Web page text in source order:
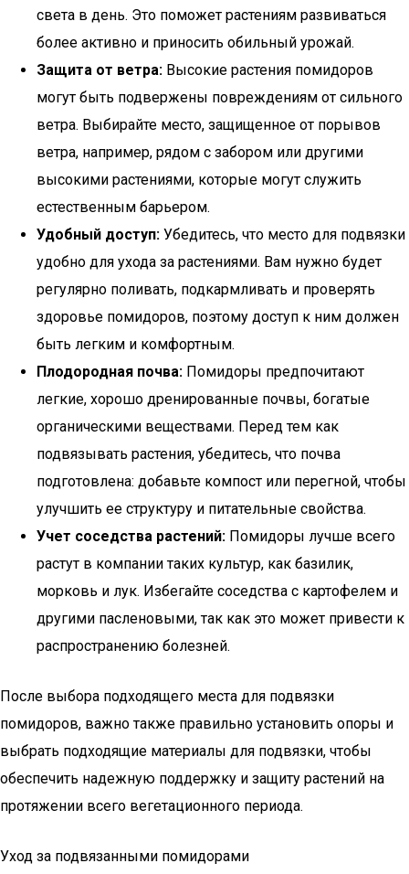
света в день. Это поможет растениям развиваться
более активно и приносить обильный урожай.
Защита от ветра: Высокие растения помидоров
могут быть подвержены повреждениям от сильного
ветра. Выбирайте место, защищенное от порывов
ветра, например, рядом с забором или другими
высокими растениями, которые могут служить
естественным барьером.
Удобный доступ: Убедитесь, что место для подвязки
удобно для ухода за растениями. Вам нужно будет
регулярно поливать, подкармливать и проверять
здоровье помидоров, поэтому доступ к ним должен
быть легким и комфортным.
Плодородная почва: Помидоры предпочитают
легкие, хорошо дренированные почвы, богатые
органическими веществами. Перед тем как
подвязывать растения, убедитесь, что почва
подготовлена: добавьте компост или перегной, чтобы
улучшить ее структуру и питательные свойства.
Учет соседства растений: Помидоры лучше всего
растут в компании таких культур, как базилик,
морковь и лук. Избегайте соседства с картофелем и
другими пасленовыми, так как это может привести к
распространению болезней.
После выбора подходящего места для подвязки
помидоров, важно также правильно установить опоры и
выбрать подходящие материалы для подвязки, чтобы
обеспечить надежную поддержку и защиту растений на
протяжении всего вегетационного периода.
Уход за подвязанными помидорами